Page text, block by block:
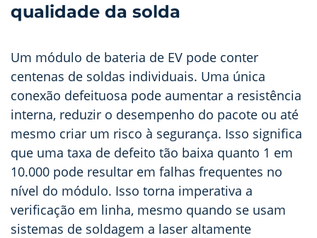
qualidade da solda
Um módulo de bateria de EV pode conter
centenas de soldas individuais. Uma única
conexão defeituosa pode aumentar a resistência
interna, reduzir o desempenho do pacote ou até
mesmo criar um risco à segurança. Isso significa
que uma taxa de defeito tão baixa quanto 1 em
10.000 pode resultar em falhas frequentes no
nível do módulo. Isso torna imperativa a
verificação em linha, mesmo quando se usam
sistemas de soldagem a laser altamente